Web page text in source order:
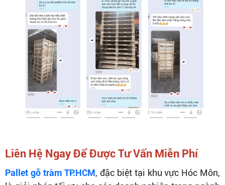
Liên Hệ Ngay Để Được Tư Vấn Miễn Phí
Pallet gỗ tràm TP.HCM, đặc biệt tại khu vực Hóc Môn,